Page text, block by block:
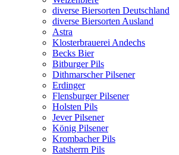
diverse Biersorten Deutschland
diverse Biersorten Ausland
Astra
Klosterbrauerei Andechs
Becks Bier
Bitburger Pils
Dithmarscher Pilsener
Erdinger
Flensburger Pilsener
Holsten Pils
Jever Pilsener
König Pilsener
Krombacher Pils
Ratsherrn Pils